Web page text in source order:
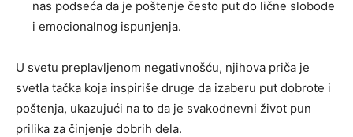
nas podseća da je poštenje često put do lične slobode
i emocionalnog ispunjenja.
U svetu preplavljenom negativnošću, njihova priča je
svetla tačka koja inspiriše druge da izaberu put dobrote i
poštenja, ukazujući na to da je svakodnevni život pun
prilika za činjenje dobrih dela.